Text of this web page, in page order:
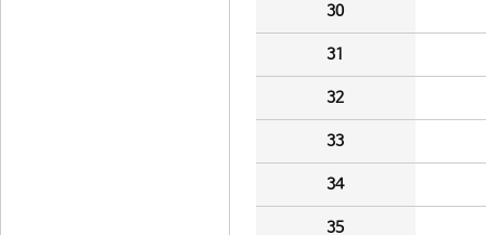
30
31
32
33
34
35